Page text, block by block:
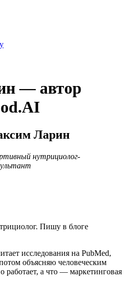
— автор
Ларин
нутрициолог-
Пишу в блоге
исследования на PubMed,
объясняю человеческим
работает, а что — маркетинговая